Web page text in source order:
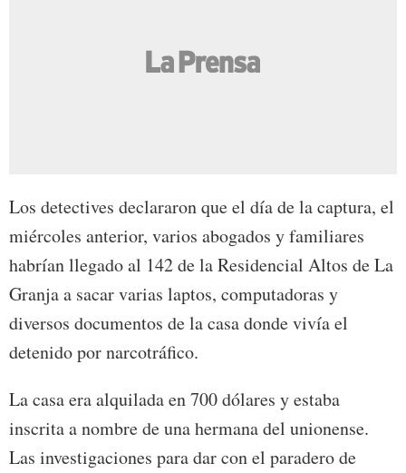
Los detectives declararon que el día de la captura, el
miércoles anterior, varios abogados y familiares
habrían llegado al 142 de la Residencial Altos de La
Granja a sacar varias laptos, computadoras y
diversos documentos de la casa donde vivía el
detenido por narcotráfico.
La casa era alquilada en 700 dólares y estaba
inscrita a nombre de una hermana del unionense.
Las investigaciones para dar con el paradero de